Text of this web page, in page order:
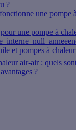
?
une pompe
une pompe à
et pompes à
air-air : quels
?